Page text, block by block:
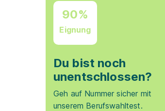
90%
Eignung
Du bist noch
unentschlossen?
Geh auf Nummer sicher mit
unserem Berufswahltest.